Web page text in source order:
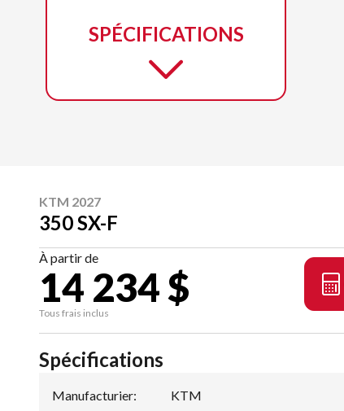
SPÉCIFICATIONS
KTM 2027
350 SX-F
À partir de
14 234 $
Tous frais inclus
Spécifications
Manufacturier: KTM